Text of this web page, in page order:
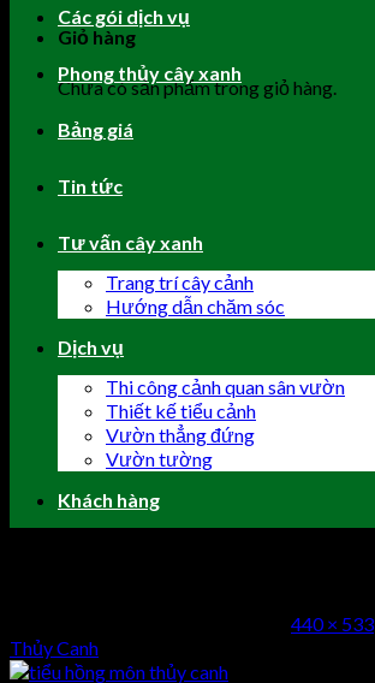
Giỏ hàng
Chưa có sản phẩm trong giỏ hàng.
Các gói dịch vụ
Phong thủy cây xanh
Bảng giá
Tin tức
Tư vấn cây xanh
Trang trí cây cảnh
Hướng dẫn chăm sóc
Dịch vụ
Thi công cảnh quan sân vườn
Thiết kế tiểu cảnh
Vườn thẳng đứng
Vườn tường
Khách hàng
440 × 533
Thủy Canh